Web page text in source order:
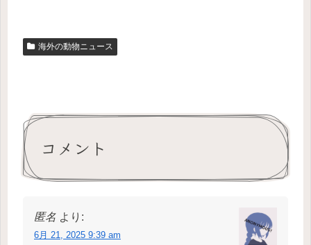
海外の動物ニュース
コメント
匿名 より:
6月 21, 2025 9:39 am